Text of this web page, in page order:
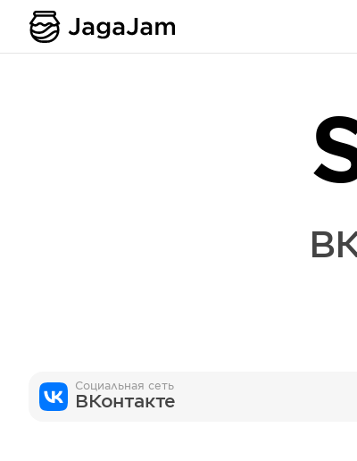
Социальная сеть
ВКонтакте